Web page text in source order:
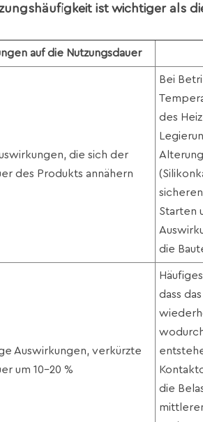
ist wichtiger als
auf die Nutzungsdauer
die sich der
des Produkts annähern
Bei
des
Starten
die
Auswirkungen, verkürzte
um 10–20 %
dass
die